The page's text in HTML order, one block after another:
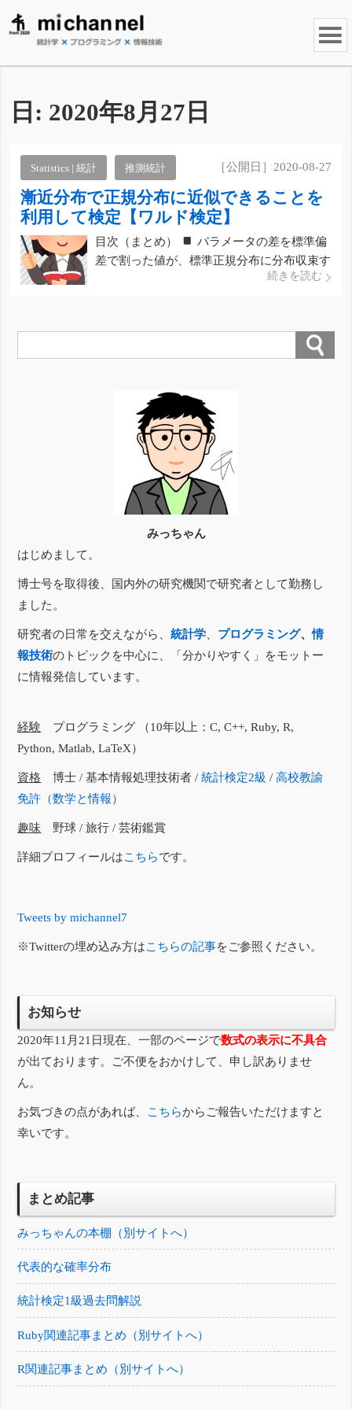
日: 2020年8月27日
Statistics | 統計 推測統計 ［公開日］2020-08-27
漸近分布で正規分布に近似できることを
利用して検定【ワルド検定】
目次（まとめ）
パラメータの差を標準偏
差で割った値が、標準正規分布に分布収束す
参考文献 こんにち
ド検定」につい […]
続きを読む
みっちゃん
はじめまして。
博士号を取得後、国内外の研究機関で研究者として勤務し
ました。
研究者の日常を交えながら、統計学 プログラミング、情
報技術のトピックを中心に、「分かりやすく」をモットー
に情報発信しています。
経験 プログラミング （10年以上：C, C++, Ruby, R,
Python, Matlab, LaTeX）
資格 博士 / 基本情報処理技術者 /統計検定2級 /高校教諭
免許（数学と情報）
趣味 野球 / 旅行 / 芸術鑑賞
詳細プロフィールはこちらです。
Tweets by michannel7
※Twitterの埋め込み方はこちらの記事をご参照ください。
お知らせ
2020年11月21日現在、一部のページで数式の表示に不具合
が出ております。ご不便をおかけして、申し訳ありませ
ん。
お気づきの点があれば、 こちらからご報告いただけますと
幸いです。
まとめ記事
みっちゃんの本棚（別サイトへ）
代表的な確率分布
統計検定1級過去問解説
Ruby関連記事まとめ（別サイトへ）
R関連記事まとめ（別サイトへ）